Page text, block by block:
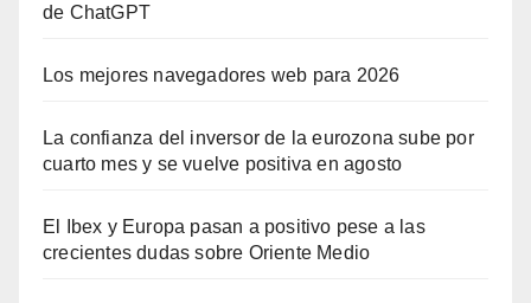
de ChatGPT
Los mejores navegadores web para 2026
La confianza del inversor de la eurozona sube por
cuarto mes y se vuelve positiva en agosto
El Ibex y Europa pasan a positivo pese a las
crecientes dudas sobre Oriente Medio